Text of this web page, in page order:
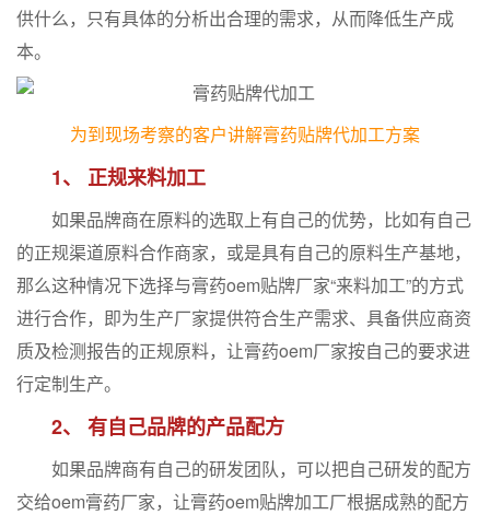
供什么，只有具体的分析出合理的需求，从而降低生产成
本。
为到现场考察的客户讲解膏药贴牌代加工方案
1、 正规来料加工
如果品牌商在原料的选取上有自己的优势，比如有自己
的正规渠道原料合作商家，或是具有自己的原料生产基地，
那么这种情况下选择与膏药oem贴牌厂家“来料加工”的方式
进行合作，即为生产厂家提供符合生产需求、具备供应商资
质及检测报告的正规原料，让膏药oem厂家按自己的要求进
行定制生产。
2、 有自己品牌的产品配方
如果品牌商有自己的研发团队，可以把自己研发的配方
交给oem膏药厂家，让膏药oem贴牌加工厂根据成熟的配方